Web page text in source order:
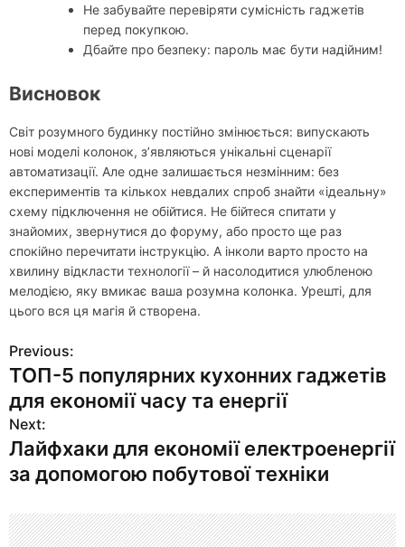
Не забувайте перевіряти сумісність гаджетів
перед покупкою.
Дбайте про безпеку: пароль має бути надійним!
Висновок
Світ розумного будинку постійно змінюється: випускають
нові моделі колонок, з’являються унікальні сценарії
автоматизації. Але одне залишається незмінним: без
експериментів та кількох невдалих спроб знайти «ідеальну»
схему підключення не обійтися. Не бійтеся спитати у
знайомих, звернутися до форуму, або просто ще раз
спокійно перечитати інструкцію. А інколи варто просто на
хвилину відкласти технології – й насолодитися улюбленою
мелодією, яку вмикає ваша розумна колонка. Урешті, для
цього вся ця магія й створена.
Н
а
в
и
а
Previous:
ТОП-5 популярних кухонних гаджетів
для економії часу та енергії
Next:
Лайфхаки для економії електроенергії
за допомогою побутової техніки